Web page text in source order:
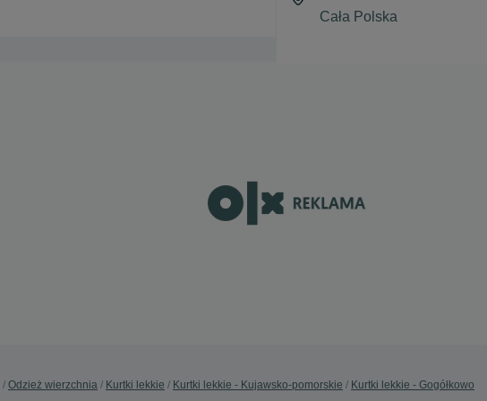
Odzież wierzchnia Kurtki lekkie Kurtki lekkie - Kujawsko-pomorskie Kurtki lekkie - Gogółkowo